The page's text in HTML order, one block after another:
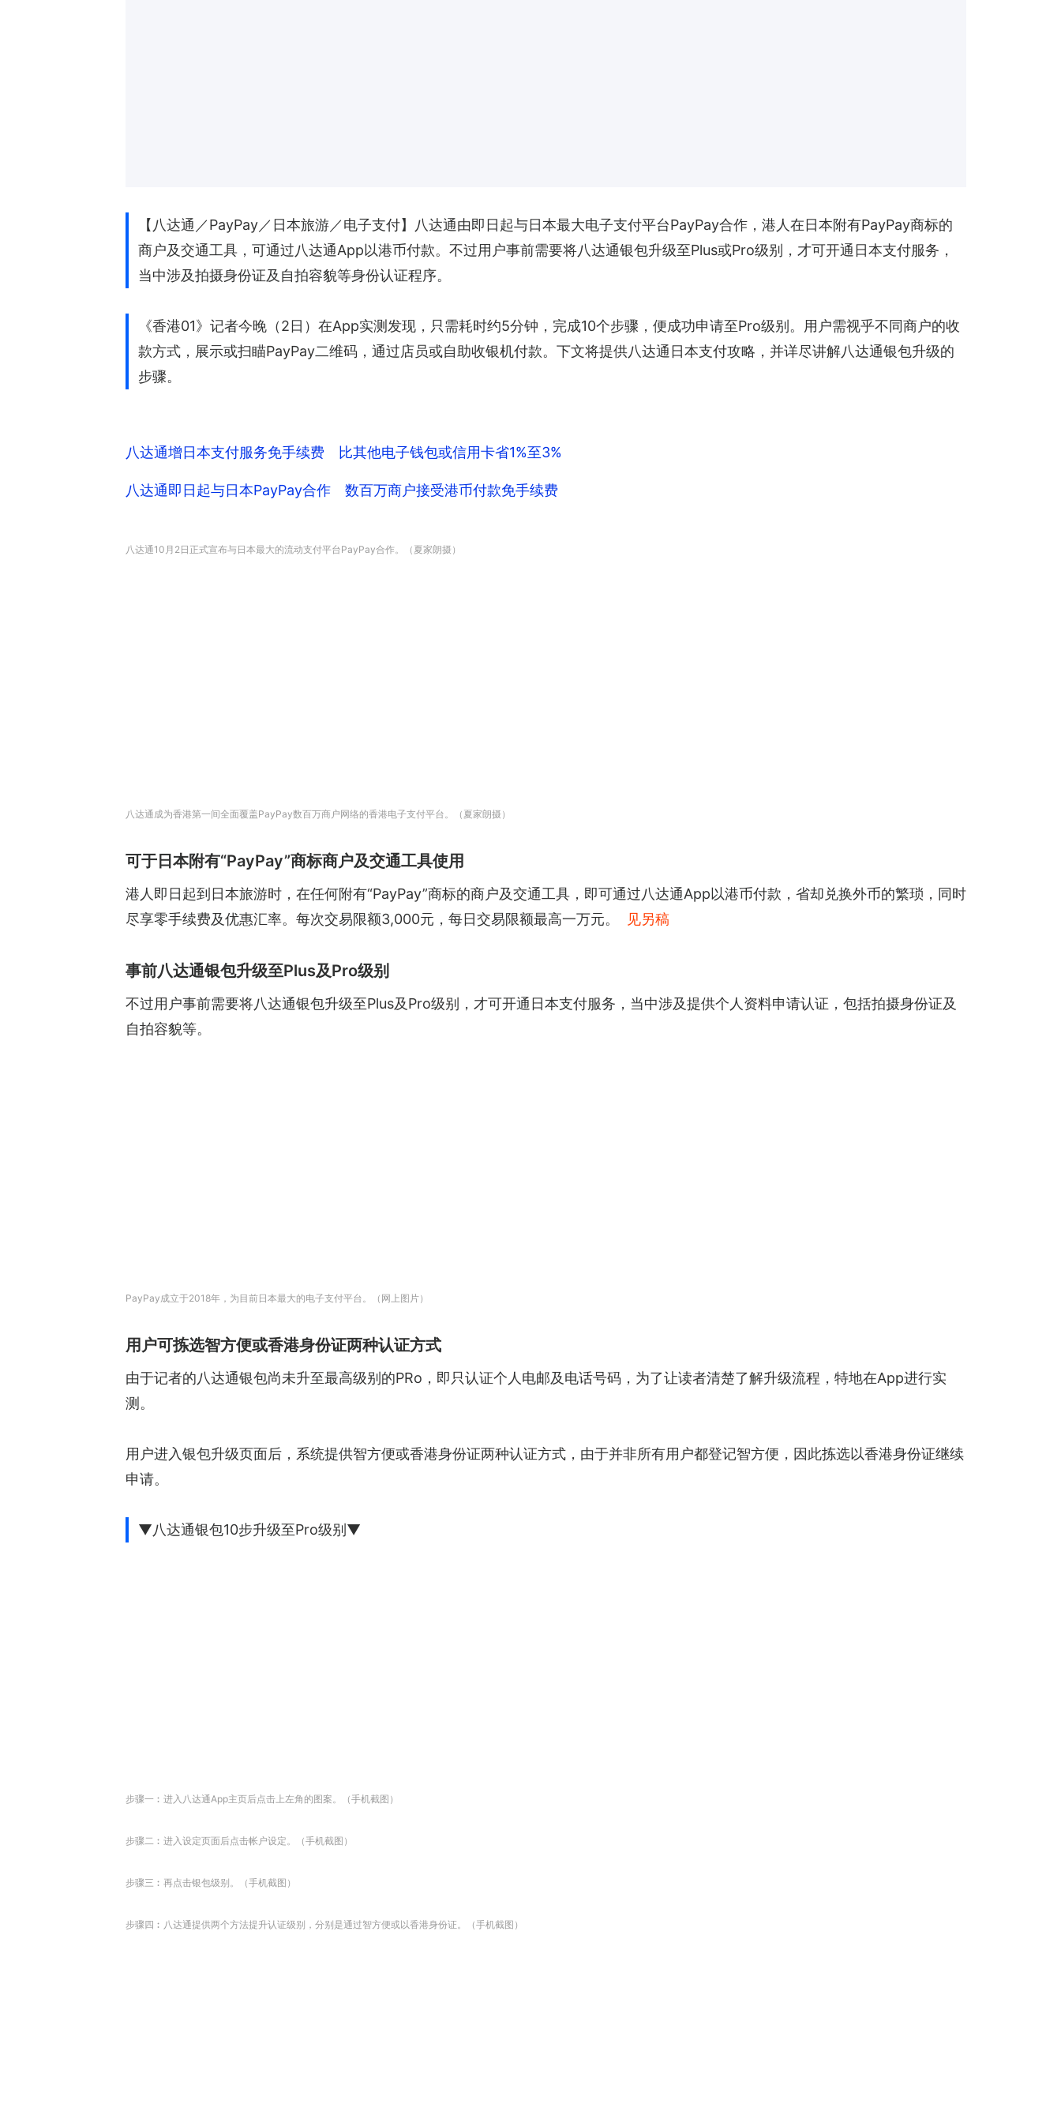
【八达通／PayPay／日本旅游／电子支付】八达通由即日起与日本最大电子支付平台PayPay合作，港人在日本附有PayPay商标的
商户及交通工具，可通过八达通App以港币付款。不过用户事前需要将八达通银包升级至Plus或Pro级别，才可开通日本支付服务，
当中涉及拍摄身份证及自拍容貌等身份认证程序。
《香港01》记者今晚（2日）在App实测发现，只需耗时约5分钟，完成10个步骤，便成功申请至Pro级别。用户需视乎不同商户的收
款方式，展示或扫瞄PayPay二维码，通过店员或自助收银机付款。下文将提供八达通日本支付攻略，并详尽讲解八达通银包升级的
步骤。
八达通增日本支付服务免手续费 比其他电子钱包或信用卡省1%至3%
八达通即日起与日本PayPay合作 数百万商户接受港币付款免手续费
八达通10月2日正式宣布与日本最大的流动支付平台PayPay合作。（夏家朗摄）
八达通成为香港第一间全面覆盖PayPay数百万商户网络的香港电子支付平台。（夏家朗摄）
可于日本附有“PayPay”商标商户及交通工具使用
港人即日起到日本旅游时，在任何附有“PayPay”商标的商户及交通工具，即可通过八达通App以港币付款，省却兑换外币的繁琐，同时
尽享零手续费及优惠汇率。每次交易限额3,000元，每日交易限额最高一万元。
见另稿
事前八达通银包升级至Plus及Pro级别
不过用户事前需要将八达通银包升级至Plus及Pro级别，才可开通日本支付服务，当中涉及提供个人资料申请认证，包括拍摄身份证及
自拍容貌等。
PayPay成立于2018年，为目前日本最大的电子支付平台。（网上图片）
用户可拣选智方便或香港身份证两种认证方式
由于记者的八达通银包尚未升至最高级别的PRo，即只认证个人电邮及电话号码，为了让读者清楚了解升级流程，特地在App进行实
测。
用户进入银包升级页面后，系统提供智方便或香港身份证两种认证方式，由于并非所有用户都登记智方便，因此拣选以香港身份证继续
申请。
▼八达通银包10步升级至Pro级别▼
步骤一︰进入八达通App主页后点击上左角的图案。（手机截图）
步骤二︰进入设定页面后点击帐户设定。（手机截图）
步骤三︰再点击银包级别。（手机截图）
步骤四︰八达通提供两个方法提升认证级别，分别是通过智方便或以香港身份证。（手机截图）